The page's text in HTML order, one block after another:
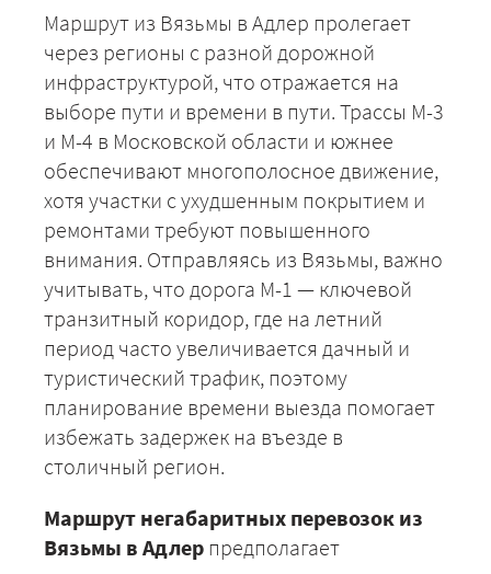
Маршрут из Вязьмы в Адлер пролегает
через регионы с разной дорожной
инфраструктурой, что отражается на
выборе пути и времени в пути. Трассы М-3
и М-4 в Московской области и южнее
обеспечивают многополосное движение,
хотя участки с ухудшенным покрытием и
ремонтами требуют повышенного
внимания. Отправляясь из Вязьмы, важно
учитывать, что дорога М-1 — ключевой
транзитный коридор, где на летний
период часто увеличивается дачный и
туристический трафик, поэтому
планирование времени выезда помогает
избежать задержек на въезде в
столичный регион.
Маршрут негабаритных перевозок из
Вязьмы в Адлер предполагает